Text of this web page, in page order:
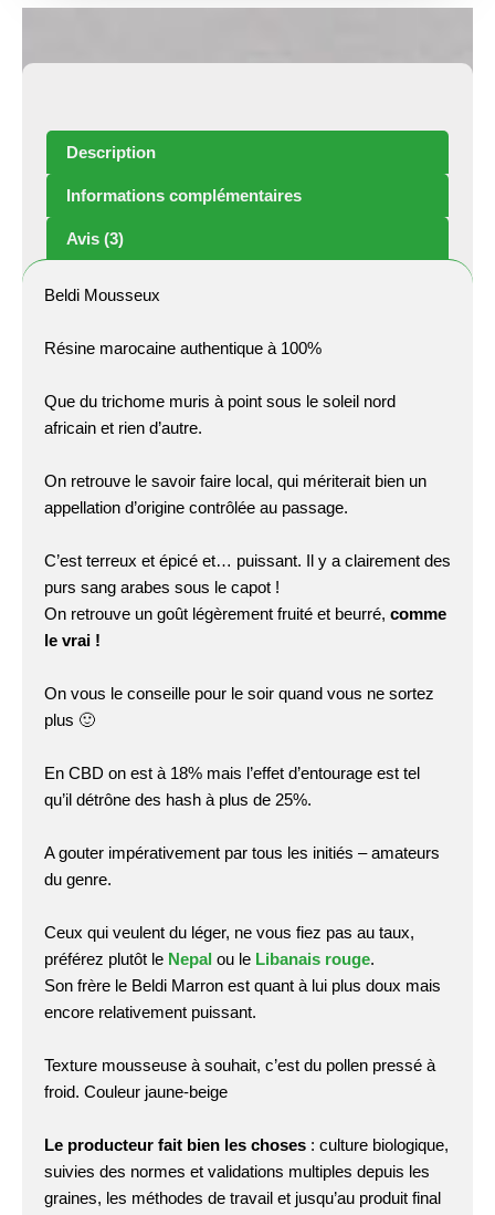
Description
Informations complémentaires
Avis (3)
Beldi Mousseux
Résine marocaine authentique à 100%
Que du trichome muris à point sous le soleil nord
africain et rien d’autre.
On retrouve le savoir faire local, qui mériterait bien un
appellation d’origine contrôlée au passage.
C’est terreux et épicé et… puissant. Il y a clairement des
purs sang arabes sous le capot !
On retrouve un goût légèrement fruité et beurré, comme
le vrai !
On vous le conseille pour le soir quand vous ne sortez
plus 🙂
En CBD on est à 18% mais l’effet d’entourage est tel
qu’il détrône des hash à plus de 25%.
A gouter impérativement par tous les initiés – amateurs
du genre.
Ceux qui veulent du léger, ne vous fiez pas au taux,
préférez plutôt le Nepal ou le Libanais rouge.
Son frère le Beldi Marron est quant à lui plus doux mais
encore relativement puissant.
Texture mousseuse à souhait, c’est du pollen pressé à
froid. Couleur jaune-beige
Le producteur fait bien les choses : culture biologique,
suivies des normes et validations multiples depuis les
graines, les méthodes de travail et jusqu’au produit final